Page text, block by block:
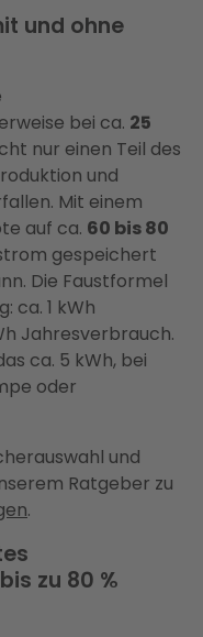
und ohne
bei ca. 25
nur einen Teil des
und
Mit einem
auf ca. 60 bis 80
gespeichert
Die Faustformel
ca. 1 kWh
Jahresverbrauch.
ca. 5 kWh, bei
oder
und
Ratgeber zu
.
zu 80 %